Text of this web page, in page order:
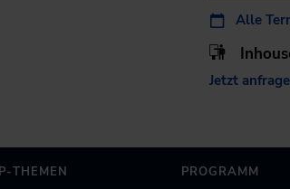
Alle
Jetzt
THEMEN PROGRAMM